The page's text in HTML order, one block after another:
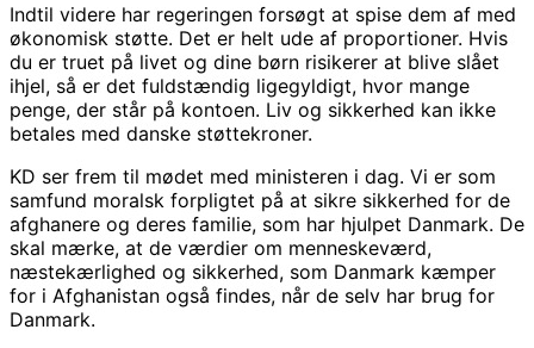
Indtil videre har regeringen forsøgt at spise dem af med
økonomisk støtte. Det er helt ude af proportioner. Hvis
du er truet på livet og dine børn risikerer at blive slået
ihjel, så er det fuldstændig ligegyldigt, hvor mange
penge, der står på kontoen. Liv og sikkerhed kan ikke
betales med danske støttekroner.
KD ser frem til mødet med ministeren i dag. Vi er som
samfund moralsk forpligtet på at sikre sikkerhed for de
afghanere og deres familie, som har hjulpet Danmark. De
skal mærke, at de værdier om menneskeværd,
næstekærlighed og sikkerhed, som Danmark kæmper
for i Afghanistan også findes, når de selv har brug for
Danmark.